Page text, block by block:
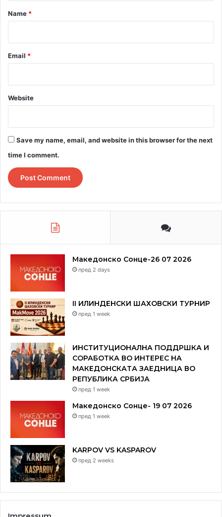
2. “Shafran’s hexagonal chess”
*
Name *
Email *
Website
Save my name, email, and website in this browser for the next
time I comment.
Македонско Сонце-26 07 2026
пред 2 days
II ИЛИНДЕНСКИ ШАХОВСКИ ТУРНИР
пред 1 week
ИНСТИТУЦИОНАЛНА ПОДДРШКА И
СОРАБОТКА ВО ИНТЕРЕС НА
МАКЕДОНСКАТА ЗАЕДНИЦА ВО
РЕПУБЛИКА СРБИЈА
пред 1 week
Македонско Сонце- 19 07 2026
пред 1 week
KARPOV VS KASPAROV
пред 2 weeks